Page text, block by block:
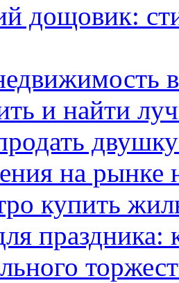
дощовик:
и найти
на рынке
купить
праздника: